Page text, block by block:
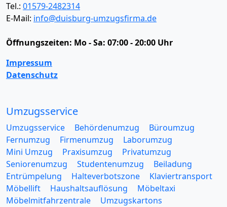
Tel.: 01579-2482314
E-Mail: info@duisburg-umzugsfirma.de
Öffnungszeiten: Mo - Sa: 07:00 - 20:00 Uhr
Impressum
Datenschutz
Umzugsservice
Umzugsservice Behördenumzug
Büroumzug
Fernumzug
Firmenumzug
Laborumzug
Mini Umzug
Praxisumzug
Privatumzug
Seniorenumzug
Studentenumzug
Beiladung
Entrümpelung
Halteverbotszone
Klaviertransport
Möbellift
Haushaltsauflösung
Möbeltaxi
Möbelmitfahrzentrale
Umzugskartons